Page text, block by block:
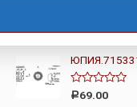
О
Р69.00